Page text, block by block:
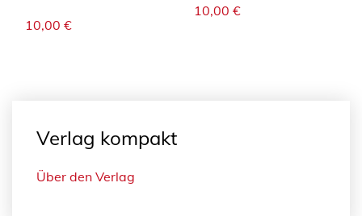
10,00 €
10,00 €
Verlag kompakt
Über den Verlag